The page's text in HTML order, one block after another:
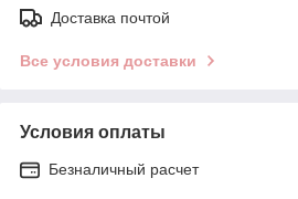
Доставка почтой
Все условия доставки
Условия оплаты
Безналичный расчет